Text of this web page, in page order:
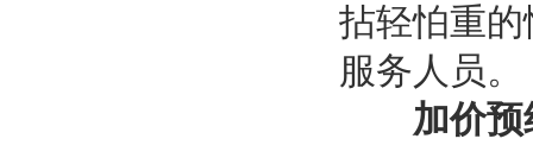
拈轻怕重
服务人员。
加价预